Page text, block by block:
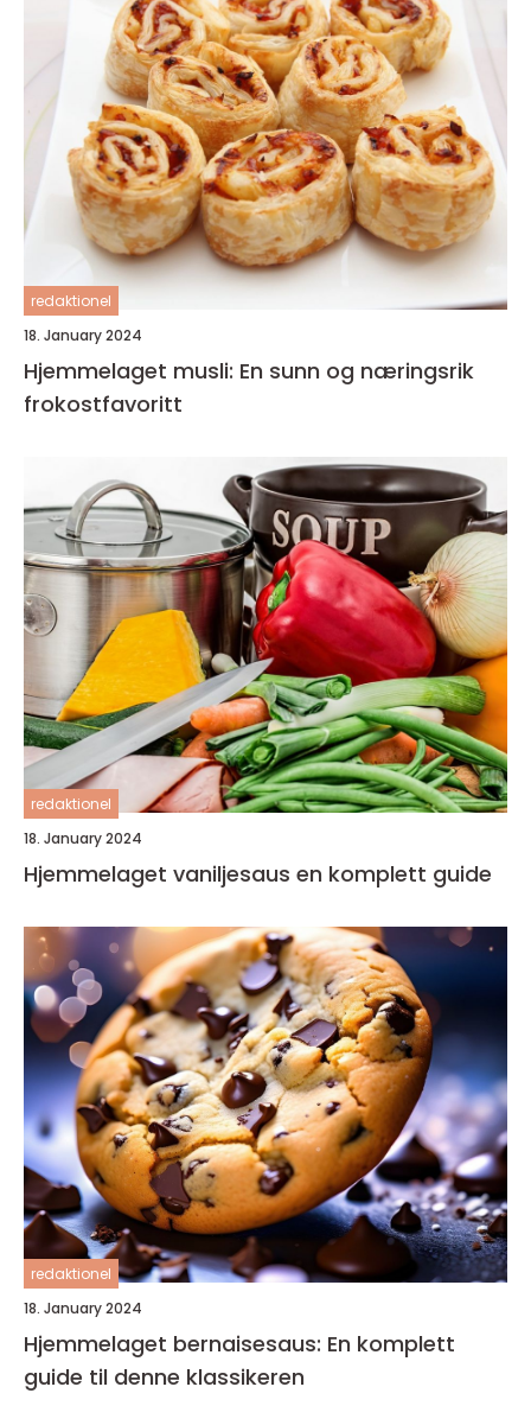
redaktionel
18. January 2024
Hjemmelaget musli: En sunn og næringsrik
frokostfavoritt
redaktionel
18. January 2024
Hjemmelaget vaniljesaus en komplett guide
redaktionel
18. January 2024
Hjemmelaget bernaisesaus: En komplett
guide til denne klassikeren